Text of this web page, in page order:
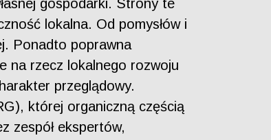
gospodarki. Strony te
lokalna. Od pomysłów i
Ponadto poprawna
na rzecz lokalnego rozwoju
przeglądowy.
której organiczną częścią
zespół ekspertów,